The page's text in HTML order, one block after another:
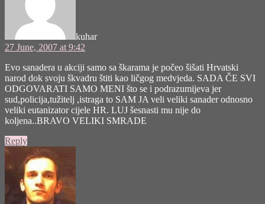
kuhar
27 June, 2007 at 9:42
Evo sanadera u akciji samo sa škarama je počeo šišati Hrvatski
narod dok svoju škvadru štiti kao ličgog medvjeda. SADA ČE SVI
ODGOVARATI SAMO MENI što se i podrazumijeva jer
sud,policija,tužitelj ,istraga to SAM JA veli veliki sanader odnosno
veliki eutanizator cijele HR. LUJ šesnasti mu nije do
koljena..BRAVO VELIKI SMRADE
Reply